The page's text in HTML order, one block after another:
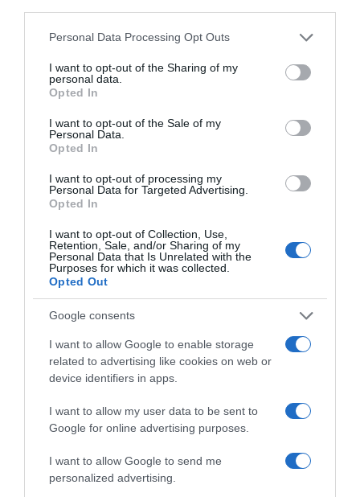
Please note that this website/app uses one or more Google
not limited to your visit or usage behaviour. You may click to
grant or deny consent to Google and its third-party tags to
use your data for below specified purposes in below Google
consent section.
Personal Data Processing Opt Outs
I want to opt-out of the Sharing of my
personal data.
Opted In
I want to opt-out of the Sale of my
Personal Data.
Opted In
I want to opt-out of processing my
Personal Data for Targeted Advertising.
Opted In
I want to opt-out of Collection, Use,
Retention, Sale, and/or Sharing of my
Personal Data that Is Unrelated with the
Purposes for which it was collected.
Opted Out
Google consents
I want to allow Google to enable storage
related to advertising like cookies on web or
device identifiers in apps.
I want to allow my user data to be sent to
Google for online advertising purposes.
I want to allow Google to send me
personalized advertising.
ΔΕΙΤΕ ΤΗΝ ΚΙΝΗΣΗ ΣΤΟΥΣ ΔΡΌΜΟΥΣ
Κίνηση Τώρα: Live Χάρτης Αθήνας
ΠΑΤΗΣΤΕ ΓΙΑ LIVE ΚΙΝΗΣΗ
Live ενημέρωση για Κηφισό, Αττική Οδό και κέντρο Αθήνας από το
ΤΟ ΠΑΡΟΝ ΤΗΣ ΚΥΡΙΑΚΗΣ